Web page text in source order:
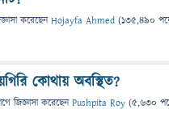
করেছেনHojayfa Ahmed (135,490
কোথায় অবস্থিত?
জিজ্ঞাসাকরেছেনPushpita Roy (5,630